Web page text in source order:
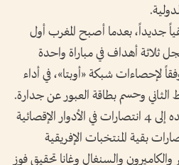
جديداً، بعدما أصبح المغرب أول
ثلاثة أهداف في مباراة واحدة
لإحصاءات شبكة «أوبتا»، في أداء
وحسم بطاقة العبور عن جدارة.
ورفع المنتخب المغربي أيضاً رصيده إلى 4 انتصارات في الأدوار الإقصائية
بقية المنتخبات الإفريقية
والسنغال وغانا تحقيق فوز